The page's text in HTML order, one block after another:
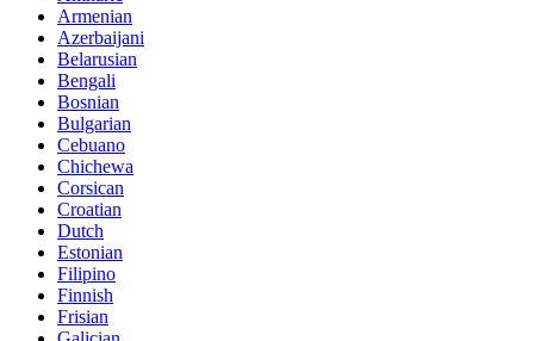
Armenian
Azerbaijani
Belarusian
Bengali
Bosnian
Bulgarian
Cebuano
Chichewa
Corsican
Croatian
Dutch
Estonian
Filipino
Finnish
Frisian